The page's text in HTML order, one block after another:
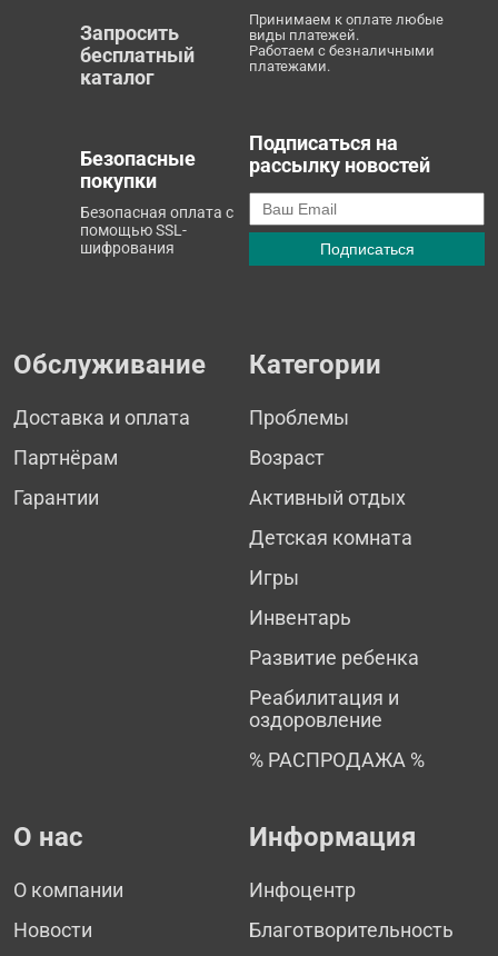
Запросить
бесплатный
каталог
Принимаем к оплате любые
виды платежей.
Работаем с безналичными
платежами.
Безопасные
покупки
Безопасная оплата с
помощью SSL-
шифрования
Подписаться на
рассылку новостей
Обслуживание
Доставка и оплата
Партнёрам
Гарантии
Категории
Проблемы
Возраст
Активный отдых
Детская комната
Игры
Инвентарь
Развитие ребенка
Реабилитация и
оздоровление
% РАСПРОДАЖА %
О нас
О компании
Новости
Информация
Инфоцентр
Благотворительность